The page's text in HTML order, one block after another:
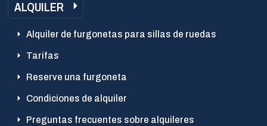
ALQUILER
Alquiler de furgonetas para sillas de ruedas
Tarifas
Reserve una furgoneta
Condiciones de alquiler
Preguntas frecuentes sobre alquileres